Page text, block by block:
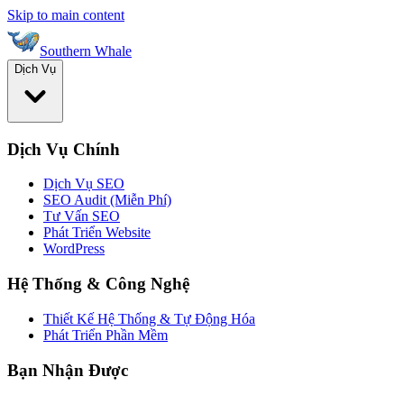
Skip to main content
Southern Whale
Dịch Vụ
Dịch Vụ Chính
Dịch Vụ SEO
SEO Audit (Miễn Phí)
Tư Vấn SEO
Phát Triển Website
WordPress
Hệ Thống & Công Nghệ
Thiết Kế Hệ Thống & Tự Động Hóa
Phát Triển Phần Mềm
Bạn Nhận Được